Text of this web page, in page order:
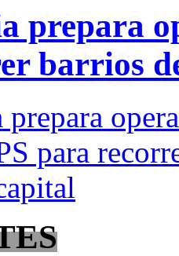
prepara
barrios